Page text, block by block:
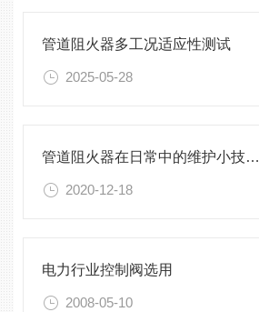
管道阻火器多工况适应性测试
2025-05-28
管道阻火器在日常中的维护小技巧，看完就知道了
2020-12-18
电力行业控制阀选用
2008-05-10